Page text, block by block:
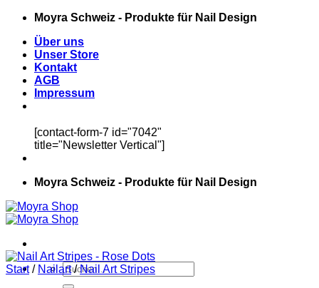
Zum
springen
Moyra Schweiz - Produkte für Nail Design
Über uns
Unser Store
Kontakt
AGB
Impressum
[contact-form-7 id="7042"
title="Newsletter Vertical"]
Moyra Schweiz - Produkte für Nail Design
Suchen
nach:
Start / Nailart / Nail Art Stripes